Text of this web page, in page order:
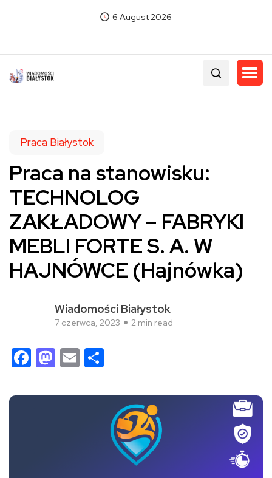
6 August 2026
Praca Białystok
Praca na stanowisku:
TECHNOLOG
ZAKŁADOWY – FABRYKI
MEBLI FORTE S. A. W
HAJNÓWCE (Hajnówka)
Wiadomości Białystok
7 czerwca, 2023 2 min read
Facebook
Mastodon
Email